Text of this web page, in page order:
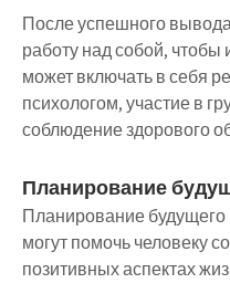
После успешного
работу над собой,
может включать в себя
психологом, участие в
соблюдение здорового
Планирование
Планирование будущего
могут помочь человеку
позитивных аспектах